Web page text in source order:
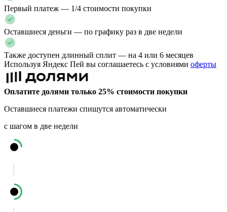
Первый платеж — 1/4 стоимости покупки
Оставшиеся деньги — по графику раз в две недели
Также доступен длинный сплит — на 4 или 6 месяцев
Используя Яндекс Пей вы соглашаетесь с условиями оферты
Оплатите долями только 25% стоимости покупки
Оставшиеся платежи спишутся автоматически
с шагом в две недели